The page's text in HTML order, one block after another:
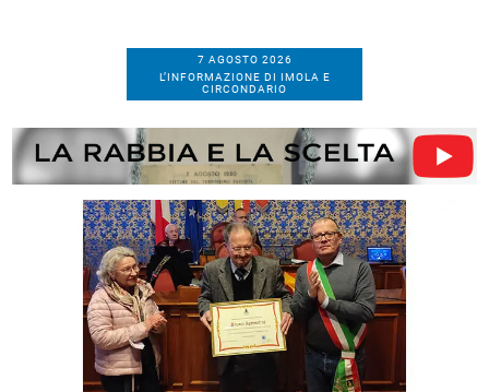
7 AGOSTO 2026
L’INFORMAZIONE DI IMOLA E
CIRCONDARIO